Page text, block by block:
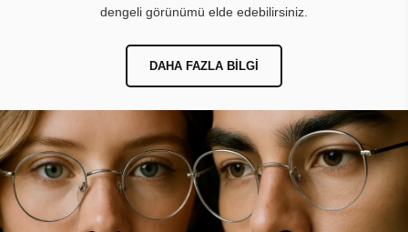
dengeli görünümü elde edebilirsiniz.
DAHA FAZLA BILGI